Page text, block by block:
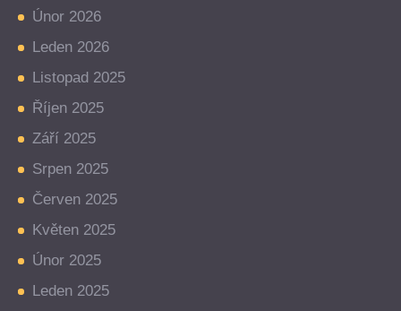
Únor 2026
Leden 2026
Listopad 2025
Říjen 2025
Září 2025
Srpen 2025
Červen 2025
Květen 2025
Únor 2025
Leden 2025